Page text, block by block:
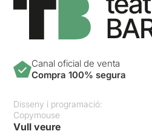
Canal oficial de venta
Compra 100% segura
Disseny i programació:
Copymouse
Vull veure